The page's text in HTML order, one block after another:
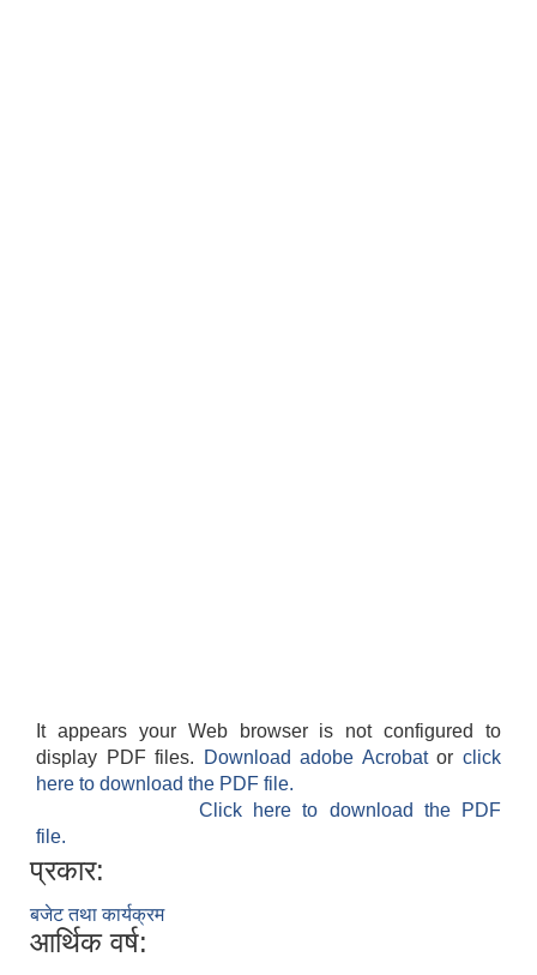
It appears your Web browser is not configured to
display PDF files.
Download adobe Acrobatorclick
here to download the PDF file.
Click here to download the PDF
file.
प्रकार:
बजेट तथा कार्यक्रम
आर्थिक वर्ष: